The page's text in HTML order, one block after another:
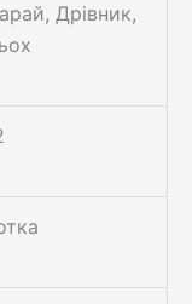
Дрівник,